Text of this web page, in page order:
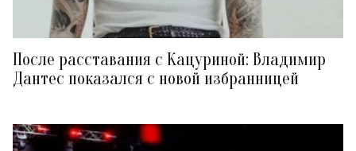
После расставания с Кацуриной: Владимир
Дантес показался с новой избранницей